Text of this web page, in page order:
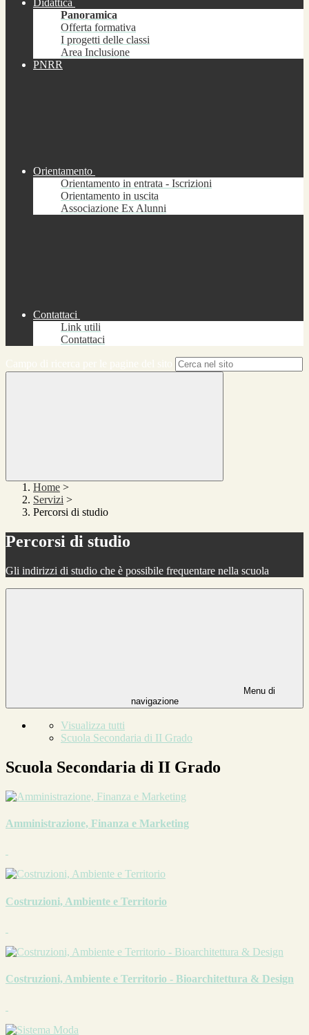
Didattica
Panoramica
Offerta formativa
I progetti delle classi
Area Inclusione
PNRR
Orientamento
Orientamento in entrata - Iscrizioni
Orientamento in uscita
Associazione Ex Alunni
Contattaci
Link utili
Contattaci
Home >
Servizi >
Percorsi di studio
Percorsi di studio
Gli indirizzi di studio che è possibile frequentare nella scuola
Menu di
navigazione
Visualizza tutti
Scuola Secondaria di II Grado
Scuola Secondaria di II Grado
Amministrazione, Finanza e Marketing
Costruzioni, Ambiente e Territorio
Costruzioni, Ambiente e Territorio - Bioarchitettura & Design